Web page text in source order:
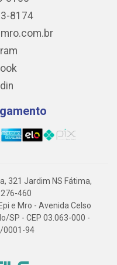
8174
321 Jardim NS Fátima,
460
e Mro - Avenida Celso
SP - CEP 03.063-000 -
0001-94